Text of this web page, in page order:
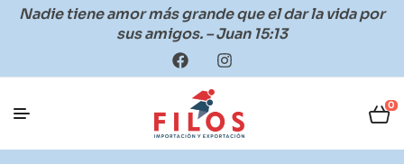
Nadie tiene amor más grande que el dar la vida por
sus amigos. – Juan 15:13
0